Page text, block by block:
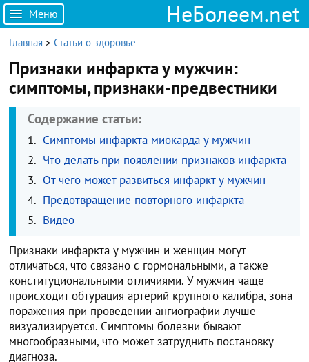
Меню НеБолеем.net
Главная >Статьи о здоровье
Признаки инфаркта у мужчин:
симптомы, признаки-предвестники
Содержание статьи:
Симптомы инфаркта миокарда у мужчин
Что делать при появлении признаков инфаркта
От чего может развиться инфаркт у мужчин
Предотвращение повторного инфаркта
Видео
Признаки инфаркта у мужчин и женщин могут
отличаться, что связано с гормональными, а также
конституциональными отличиями. У мужчин чаще
происходит обтурация артерий крупного калибра, зона
поражения при проведении ангиографии лучше
визуализируется. Симптомы болезни бывают
многообразными, что может затруднить постановку
диагноза.